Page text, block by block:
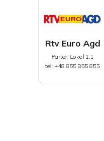
Rtv Euro Agd
Parter, Lokal 1.1
tel: +48 855 855 855